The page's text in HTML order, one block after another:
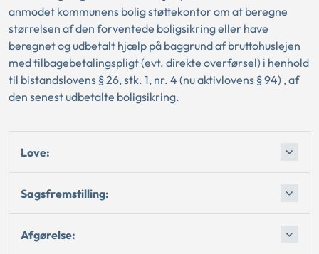
anmodet kommunens bolig støttekontor om at beregne
størrelsen af den forventede boligsikring eller have
beregnet og udbetalt hjælp på baggrund af bruttohuslejen
med tilbagebetalingspligt (evt. direkte overførsel) i henhold
til bistandslovens § 26, stk. 1, nr. 4 (nu aktivlovens § 94) , af
den senest udbetalte boligsikring.
Love:
Sagsfremstilling:
Afgørelse: